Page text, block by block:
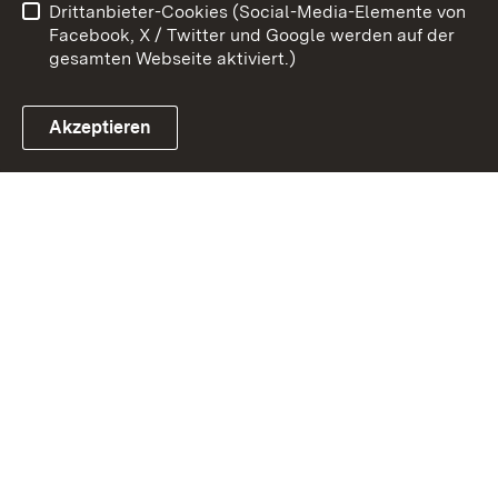
Link zum Landesportal
Impressum Cookies
Drittanbieter-Cookies (Social-Media-Elemente von
Facebook, X / Twitter und Google werden auf der
gesamten Webseite aktiviert.)
Akzeptieren